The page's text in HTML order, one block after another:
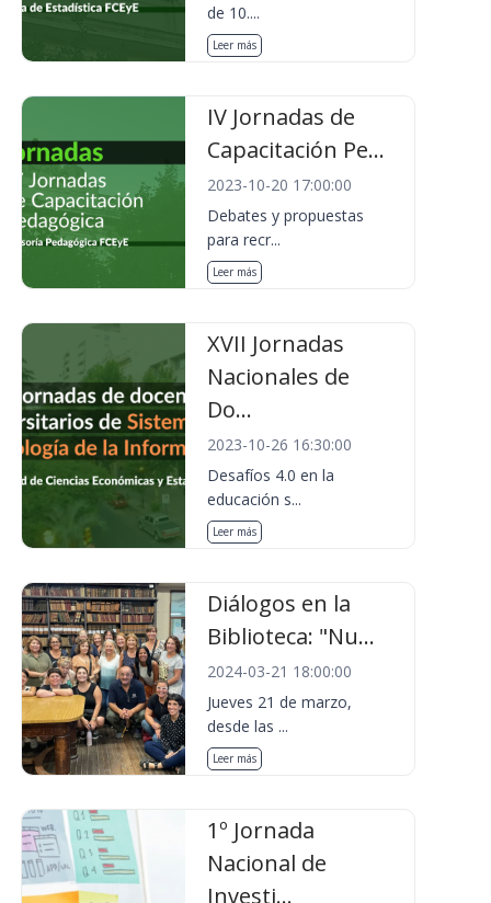
de 10....
Leer más
IV Jornadas de
Capacitación Pe...
2023-10-20 17:00:00
Debates y propuestas
para recr...
Leer más
XVII Jornadas
Nacionales de
Do...
2023-10-26 16:30:00
Desafíos 4.0 en la
educación s...
Leer más
Diálogos en la
Biblioteca: "Nu...
2024-03-21 18:00:00
Jueves 21 de marzo,
desde las ...
Leer más
1º Jornada
Nacional de
Investi...